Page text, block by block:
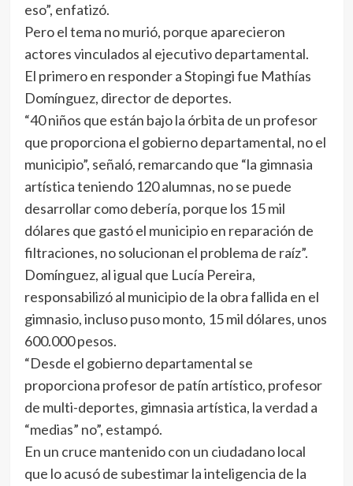
eso”, enfatizó.
Pero el tema no murió, porque aparecieron
actores vinculados al ejecutivo departamental.
El primero en responder a Stopingi fue Mathías
Domínguez, director de deportes.
“40 niños que están bajo la órbita de un profesor
que proporciona el gobierno departamental, no el
municipio”, señaló, remarcando que “la gimnasia
artística teniendo 120 alumnas, no se puede
desarrollar como debería, porque los 15 mil
dólares que gastó el municipio en reparación de
filtraciones, no solucionan el problema de raíz”.
Domínguez, al igual que Lucía Pereira,
responsabilizó al municipio de la obra fallida en el
gimnasio, incluso puso monto, 15 mil dólares, unos
600.000 pesos.
“Desde el gobierno departamental se
proporciona profesor de patín artístico, profesor
de multi-deportes, gimnasia artística, la verdad a
“medias” no”, estampó.
En un cruce mantenido con un ciudadano local
que lo acusó de subestimar la inteligencia de la